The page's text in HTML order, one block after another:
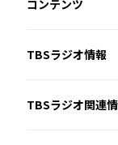
コンテンツ
TBSラジオ情報
TBSラジオ関連